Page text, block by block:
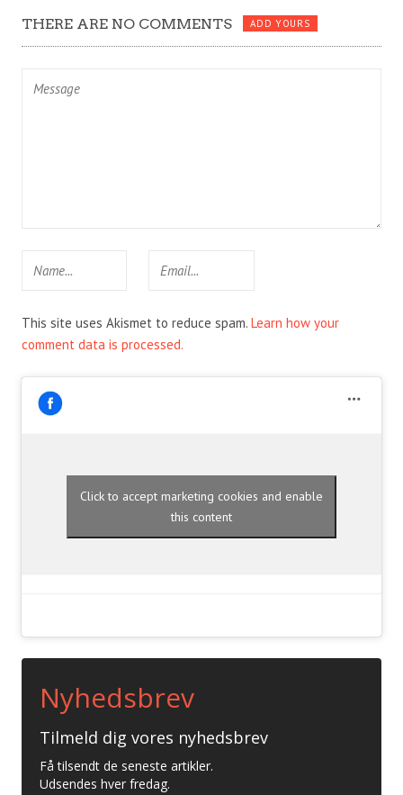
THERE ARE NO COMMENTS ADD YOURS
This site uses Akismet to reduce spam. Learn how your
comment data is processed.
Click to accept marketing cookies and enable
this content
Nyhedsbrev
Tilmeld dig vores nyhedsbrev
Få tilsendt de seneste artikler.
Udsendes hver fredag.